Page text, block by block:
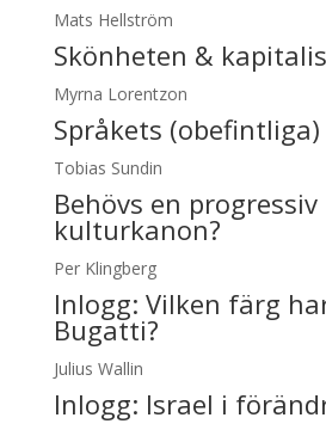
Mats Hellström
Skönheten &
Myrna Lorentzon
Språkets
Tobias Sundin
Behövs en progressiv
kulturkanon?
Per Klingberg
Inlogg: Vilken färg
Bugatti?
Julius Wallin
Inlogg: Israel i